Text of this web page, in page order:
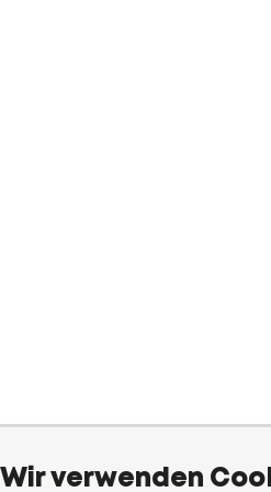
Wir verwenden